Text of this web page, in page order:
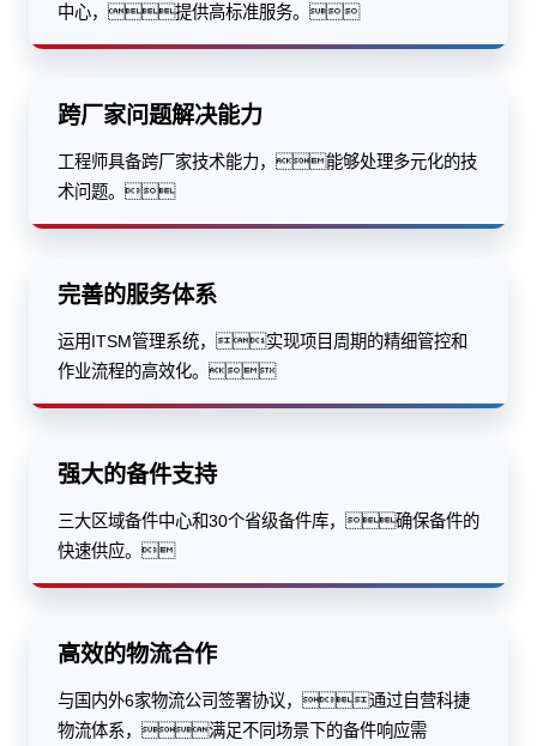
中心，提供高标准服务。
跨厂家问题解决能力
工程师具备跨厂家技术能力，能够处理多元化的技
术问题。
完善的服务体系
运用ITSM管理系统，实现项目周期的精细管控和
作业流程的高效化。
强大的备件支持
三大区域备件中心和30个省级备件库，确保备件的
快速供应。
高效的物流合作
与国内外6家物流公司签署协议，通过自营科捷
物流体系，满足不同场景下的备件响应需